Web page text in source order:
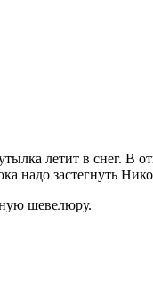
летит в снег. В
надо застегнуть
шевелюру.